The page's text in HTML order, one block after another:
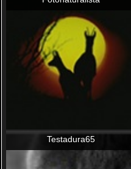
Testadura65